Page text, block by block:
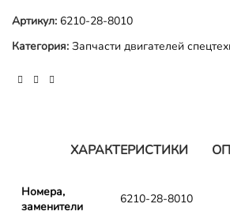
Артикул: 6210-28-8010
Категория: Запчасти двигателей
ХАРАКТЕРИСТИКИ
Номера,
заменители
6210-28-8010